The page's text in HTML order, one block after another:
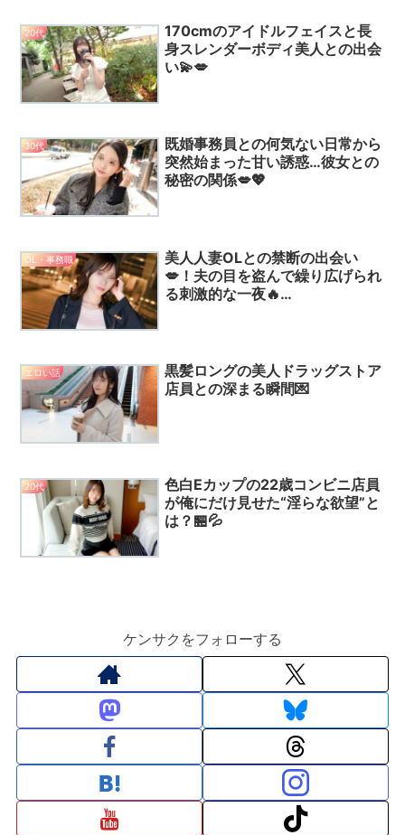
20代
170cmのアイドルフェイスと長
身スレンダーボディ美人との出会
い💫💋
30代
既婚事務員との何気ない日常から
突然始まった甘い誘惑…彼女との
秘密の関係💋💖
OL・事務職
美人人妻OLとの禁断の出会い
💋！夫の目を盗んで繰り広げられ
る刺激的な一夜🔥…
エロい話
黒髪ロングの美人ドラッグストア
店員との深まる瞬間💌
20代
色白Eカップの22歳コンビニ店員
が俺にだけ見せた“淫らな欲望”と
は？🏪💦
ケンサクをフォローする